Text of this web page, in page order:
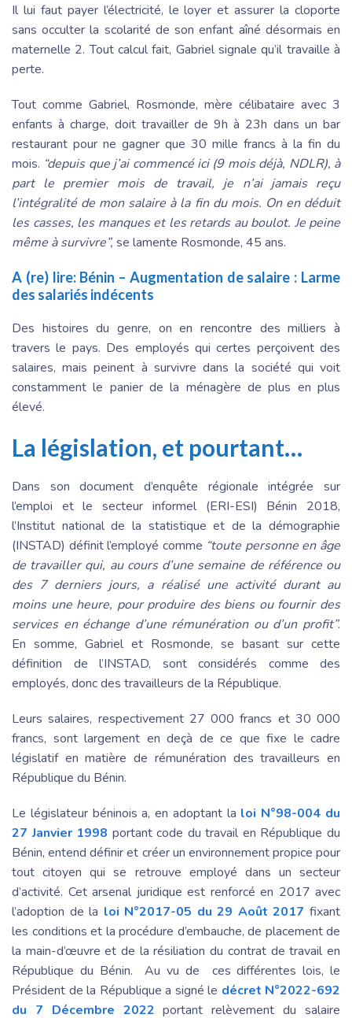
Il lui faut payer l’électricité, le loyer et assurer la cloporte
sans occulter la scolarité de son enfant aîné désormais en
maternelle 2. Tout calcul fait, Gabriel signale qu’il travaille à
perte.
Tout comme Gabriel, Rosmonde, mère célibataire avec 3
enfants à charge, doit travailler de 9h à 23h dans un bar
restaurant pour ne gagner que 30 mille francs à la fin du
mois. “depuis que j’ai commencé ici (9 mois déjà, NDLR), à
part le premier mois de travail, je n’ai jamais reçu
l’intégralité de mon salaire à la fin du mois. On en déduit
les casses, les manques et les retards au boulot. Je peine
même à survivre”, se lamente Rosmonde, 45 ans.
A (re) lire: Bénin – Augmentation de salaire : Larme
des salariés indécents
Des histoires du genre, on en rencontre des milliers à
travers le pays. Des employés qui certes perçoivent des
salaires, mais peinent à survivre dans la société qui voit
constamment le panier de la ménagère de plus en plus
élevé.
La législation, et pourtant…
Dans son document d’enquête régionale intégrée sur
l’emploi et le secteur informel (ERI-ESI) Bénin 2018,
l’Institut national de la statistique et de la démographie
(INSTAD) définit l’employé comme “toute personne en âge
de travailler qui, au cours d’une semaine de référence ou
des 7 derniers jours, a réalisé une activité durant au
moins une heure, pour produire des biens ou fournir des
services en échange d’une rémunération ou d’un profit”.
En somme, Gabriel et Rosmonde, se basant sur cette
définition de l’INSTAD, sont considérés comme des
employés, donc des travailleurs de la République.
Leurs salaires, respectivement 27 000 francs et 30 000
francs, sont largement en deçà de ce que fixe le cadre
législatif en matière de rémunération des travailleurs en
République du Bénin.
Le législateur béninois a, en adoptant la loi N°98-004 du
27 Janvier 1998 portant code du travail en République du
Bénin, entend définir et créer un environnement propice pour
tout citoyen qui se retrouve employé dans un secteur
d’activité. Cet arsenal juridique est renforcé en 2017 avec
l’adoption de la loi N°2017-05 du 29 Août 2017 fixant
les conditions et la procédure d’embauche, de placement de
la main-d’œuvre et de la résiliation du contrat de travail en
République du Bénin. Au vu de ces différentes lois, le
Président de la République a signé le décret N°2022-692
du 7 Décembre 2022 portant relèvement du salaire